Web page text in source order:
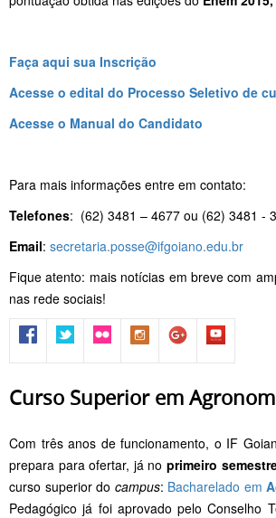
Faça aqui sua Inscrição
Acesse o edital do Processo Seletivo de
Acesse o Manual do Candidato
Para mais informações entre em contato:
Telefones: (62) 3481 – 4677 ou (62) 3481 -
Email: secretaria.posse@ifgoiano.edu.br
Fique atento: mais notícias em breve com
nas rede sociais!
Curso Superior em
Com três anos de funcionamento, o IF
prepara para ofertar, já no primeiro
curso superior do campus: Bacharelado em
Pedagógico já foi aprovado pelo Conselho